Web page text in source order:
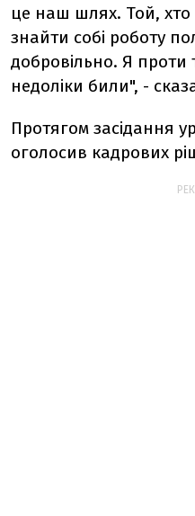
це наш шлях. Той, хто
знайти собі роботу
добровільно. Я
недоліки били", -
Протягом засідання
оголосив кадрових